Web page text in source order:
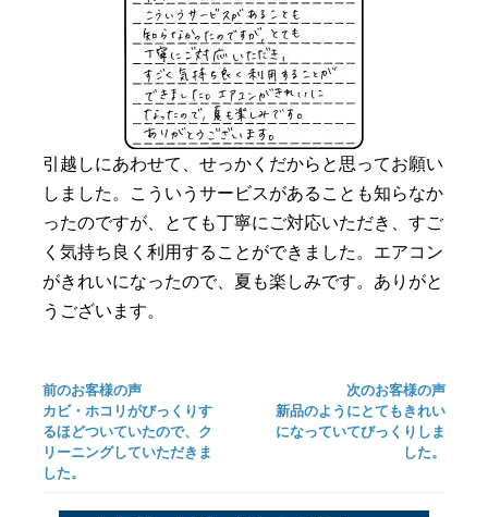
引越しにあわせて、せっかくだからと思ってお願い
しました。こういうサービスがあることも知らなか
ったのですが、とても丁寧にご対応いただき、すご
く気持ち良く利用することができました。エアコン
がきれいになったので、夏も楽しみです。ありがと
うございます。
次のお客様の声
新品のようにとてもきれい
になっていてびっくりしま
した。
前のお客様の声
カビ・ホコリがびっくりす
るほどついていたので、ク
リーニングしていただきま
した。